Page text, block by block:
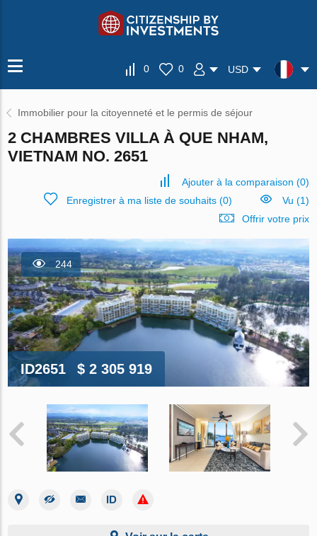
0 0 USD
Immobilier pour la citoyenneté et le permis de séjour
2 CHAMBRES VILLA À QUE NHAM,
VIETNAM NO. 2651
Ajouter à la comparaison (0)
Enregistrer à ma liste de souhaits(0)
Vu (1)
Offrir votre prix
244
ID2651 $ 2 305 919